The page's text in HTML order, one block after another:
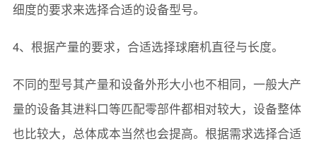
细度的要求来选择合适的设备型号。
4、根据产量的要求，合适选择球磨机直径与长度。
不同的型号其产量和设备外形大小也不相同，一般大产
量的设备其进料口等匹配零部件都相对较大，设备整体
也比较大，总体成本当然也会提高。根据需求选择合适